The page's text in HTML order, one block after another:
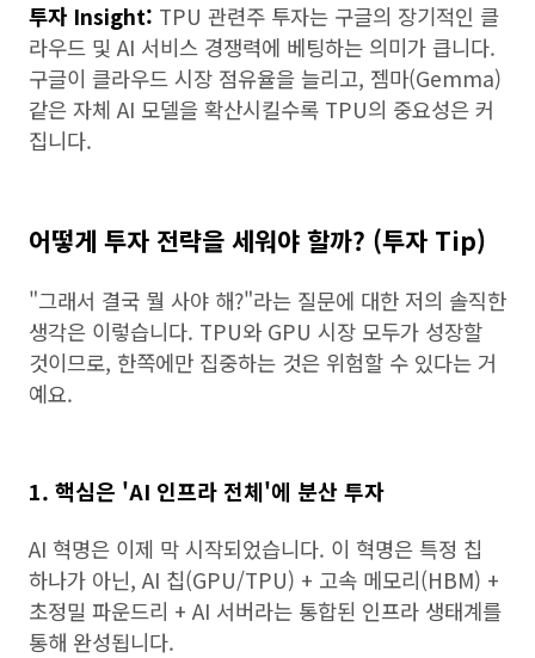
투자 Insight: TPU 관련주 투자는 구글의 장기적인 클
라우드 및 AI 서비스 경쟁력에 베팅하는 의미가 큽니다.
구글이 클라우드 시장 점유율을 늘리고, 젬마(Gemma)
같은 자체 AI 모델을 확산시킬수록 TPU의 중요성은 커
집니다.
어떻게 투자 전략을 세워야 할까? (투자 Tip)
"그래서 결국 뭘 사야 해?"라는 질문에 대한 저의 솔직한
생각은 이렇습니다. TPU와 GPU 시장 모두가 성장할
것이므로, 한쪽에만 집중하는 것은 위험할 수 있다는 거
예요.
1. 핵심은 'AI 인프라 전체'에 분산 투자
AI 혁명은 이제 막 시작되었습니다. 이 혁명은 특정 칩
하나가 아닌, AI 칩(GPU/TPU) + 고속 메모리(HBM) +
초정밀 파운드리 + AI 서버라는 통합된 인프라 생태계를
통해 완성됩니다.